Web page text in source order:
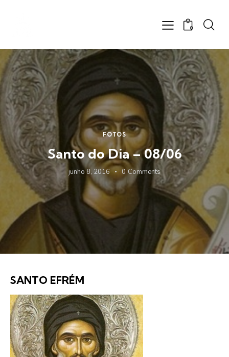
0
FOTOS
Santo do Dia – 08/06
junho 8, 2016 0 Comments
SANTO EFRÉM